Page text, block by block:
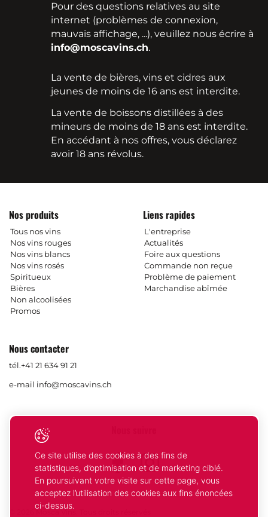
Pour des questions relatives au site
internet (problèmes de connexion,
mauvais affichage, ...), veuillez nous écrire à
info@moscavins.ch.
La vente de bières, vins et cidres aux
jeunes de moins de 16 ans est interdite.
La vente de boissons distillées à des
mineurs de moins de 18 ans est interdite.
En accédant à nos offres, vous déclarez
avoir 18 ans révolus.
Nos produits
Tous nos vins
Nos vins rouges
Nos vins blancs
Nos vins rosés
Spiritueux
Bières
Non alcoolisées
Promos
Liens rapides
L'entreprise
Actualités
Foire aux questions
Commande non reçue
Problème de paiement
Marchandise abîmée
Nous contacter
tél.+41 21 634 91 21
e-mail info@moscavins.ch
Facebook
Instagram
© 2026 Mosca Vins. Tous droits réservés
Ce site utilise des cookies à des fins de
statistiques, d’optimisation et de marketing ciblé.
En poursuivant votre visite sur cette page, vous
acceptez l’utilisation des cookies aux fins énoncées
ci-dessus.